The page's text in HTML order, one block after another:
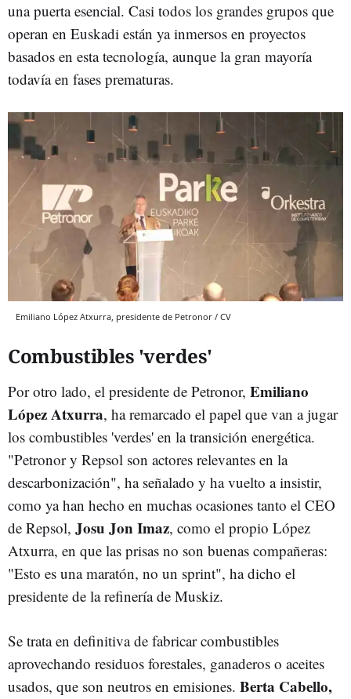
una puerta esencial. Casi todos los grandes grupos que
operan en Euskadi están ya inmersos en proyectos
basados en esta tecnología, aunque la gran mayoría
todavía en fases prematuras.
Emiliano López Atxurra, presidente de Petronor / CV
Combustibles 'verdes'
Por otro lado, el presidente de Petronor, Emiliano
López Atxurra, ha remarcado el papel que van a jugar
los combustibles 'verdes' en la transición energética.
"Petronor y Repsol son actores relevantes en la
descarbonización", ha señalado y ha vuelto a insistir,
como ya han hecho en muchas ocasiones tanto el CEO
de Repsol, Josu Jon Imaz, como el propio López
Atxurra, en que las prisas no son buenas compañeras:
"Esto es una maratón, no un sprint", ha dicho el
presidente de la refinería de Muskiz.
Se trata en definitiva de fabricar combustibles
aprovechando residuos forestales, ganaderos o aceites
usados, que son neutros en emisiones. Berta Cabello,